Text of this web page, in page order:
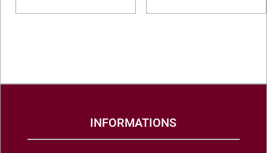
INFORMATIONS